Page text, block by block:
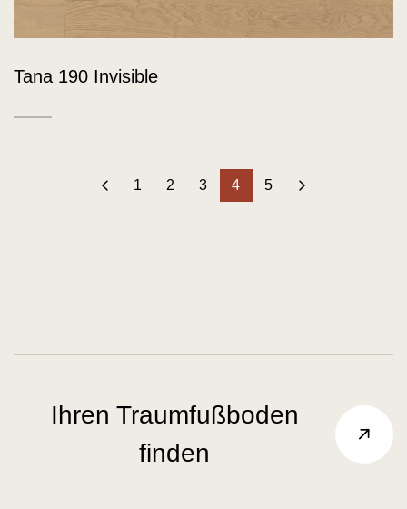
Tana 190 Invisible
‹ 1 2 3 4 5 ›
Ihren Traumfußboden
finden